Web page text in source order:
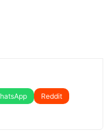
Reddit